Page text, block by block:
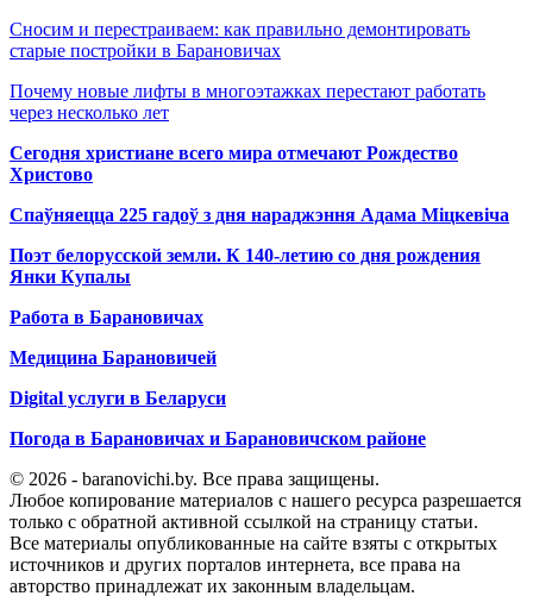
Сносим и перестраиваем: как правильно демонтировать
старые постройки в Барановичах
Почему новые лифты в многоэтажках перестают работать
через несколько лет
Сегодня христиане всего мира отмечают Рождество
Христово
Спаўняецца 225 гадоў з дня нараджэння Адама Міцкевіча
Поэт белорусской земли. К 140-летию со дня рождения
Янки Купалы
Работа в Барановичах
Медицина Барановичей
Digital услуги в Беларуси
Погода в Барановичах и Барановичском районе
© 2026 - baranovichi.by. Все права защищены.
Любое копирование материалов с нашего ресурса разрешается
только с обратной активной ссылкой на страницу статьи.
Все материалы опубликованные на сайте взяты с открытых
источников и других порталов интернета, все права на
авторство принадлежат их законным владельцам.